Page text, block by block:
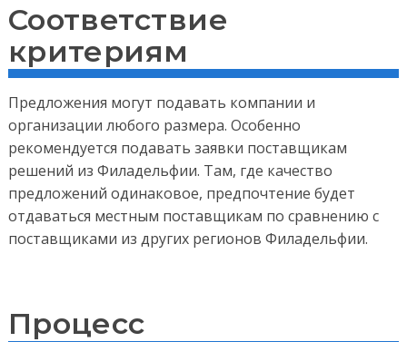
Соответствие
критериям
Предложения могут подавать компании и
организации любого размера. Особенно
рекомендуется подавать заявки поставщикам
решений из Филадельфии. Там, где качество
предложений одинаковое, предпочтение будет
отдаваться местным поставщикам по сравнению с
поставщиками из других регионов Филадельфии.
Процесс